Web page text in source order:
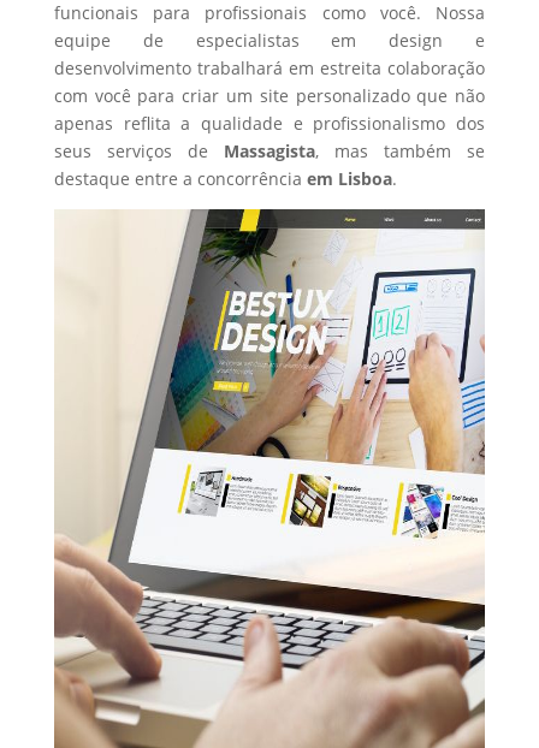
funcionais para profissionais como você. Nossa
equipe de especialistas em design e
desenvolvimento trabalhará em estreita colaboração
com você para criar um site personalizado que não
apenas reflita a qualidade e profissionalismo dos
seus serviços de Massagista, mas também se
destaque entre a concorrência em Lisboa.